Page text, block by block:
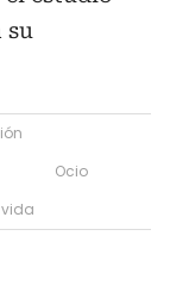
su
Ocio
vida